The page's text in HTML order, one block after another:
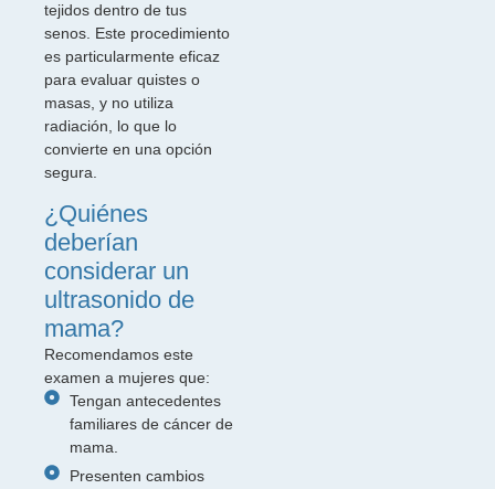
tejidos dentro de tus
senos. Este procedimiento
es particularmente eficaz
para evaluar quistes o
masas, y no utiliza
radiación, lo que lo
convierte en una opción
segura.
¿Quiénes
deberían
considerar un
ultrasonido de
mama?
Recomendamos este
examen a mujeres que:
Tengan antecedentes
familiares de cáncer de
mama.
Presenten cambios